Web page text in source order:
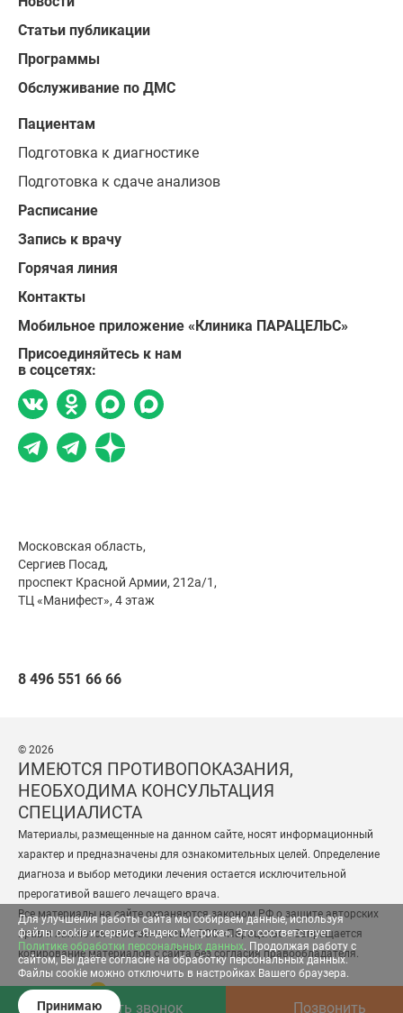
Для улучшения работы сайта мы собираем данные, используя
файлы cookie и сервис «Яндекс Метрика». Это соответствует
Политике обработки персональных данных. Продолжая работу с
сайтом, Вы даёте согласие на обработку персональных данных.
Файлы cookie можно отключить в настройках Вашего браузера.
Принимаю Позвонить
Заказать звонок
Статьи публикации
Программы
Обслуживание по ДМС
Пациентам
Подготовка к диагностике
Подготовка к сдаче анализов
Расписание
Запись к врачу
Горячая линия
Контакты
Мобильное приложение «Клиника ПАРАЦЕЛЬС»
Присоединяйтесь к нам
в соцсетях:
Московская область,
Сергиев Посад,
проспект Красной Армии, 212а/1,
ТЦ «Манифест», 4 этаж
8 496 551 66 66
© 2026
ИМЕЮТСЯ ПРОТИВОПОКАЗАНИЯ,
НЕОБХОДИМА КОНСУЛЬТАЦИЯ
СПЕЦИАЛИСТА
Материалы, размещенные на данном сайте, носят информационный
характер и предназначены для ознакомительных целей. Определение
диагноза и выбор методики лечения остается исключительной
прерогативой вашего лечащего врача.
Все материалы на сайте охраняются законом РФ о защите авторских
прав и являются собственностью ООО «Парацельс». Запрещается
копирование материалов с сайта без согласия правообладателя.